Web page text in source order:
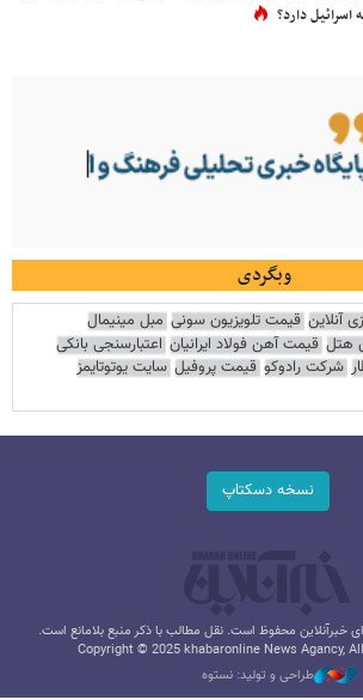
اسرائیل دارد؟
وبگردی
آنلاین قیمت تلویزیون سونی مبل مینیمال
هتل قیمت آهن فولاد ایرانیان اعتبارسنجی بانکی
شرکت رادوکو قیمت پروفیل سایت یوتوتایمز
نسخه دسکتاپ
خبرآنلاین محفوظ است. نقل مطالب با ذکر منبع بلامانع است.
Copyright © 2025 khabaronline News Agancy,
طراحی و تولید: نستوه